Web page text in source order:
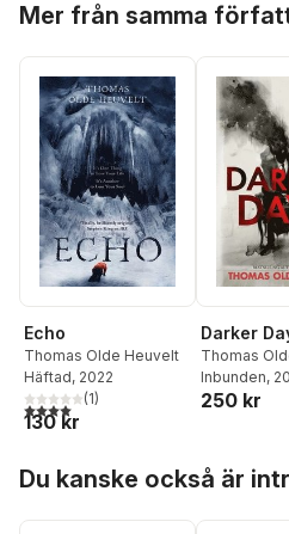
Mer från samma
Echo
Thomas Olde Heuvelt
Häftad, 2022
4,0utav 5 stjärnor. Totalt antal röster:
(1)
130 kr
Darker
Thomas
Inbunden,
250 kr
Du kanske också är